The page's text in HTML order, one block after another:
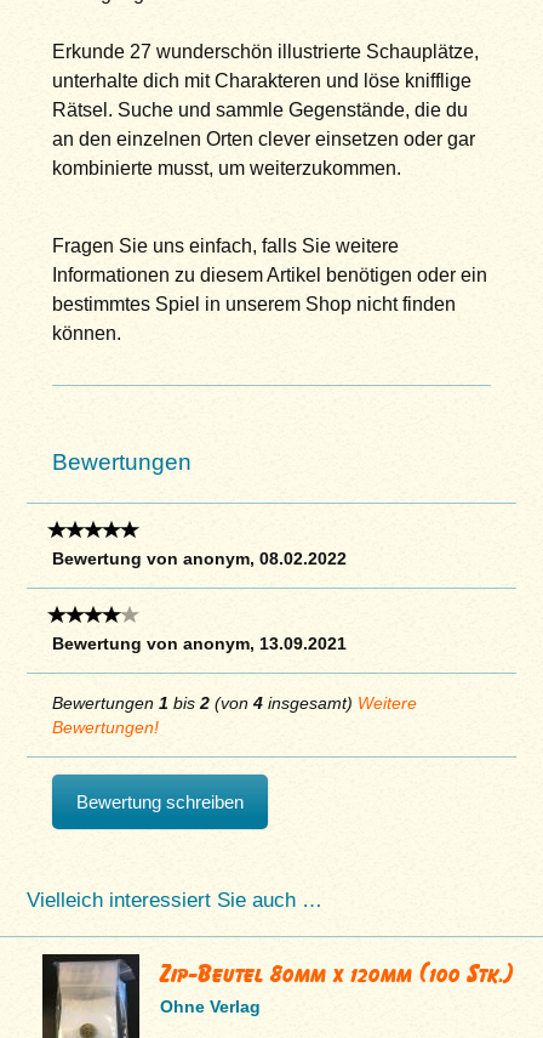
Erkunde 27 wunderschön illustrierte Schauplätze,
unterhalte dich mit Charakteren und löse knifflige
Rätsel. Suche und sammle Gegenstände, die du
an den einzelnen Orten clever einsetzen oder gar
kombinierte musst, um weiterzukommen.
Fragen Sie uns einfach, falls Sie weitere
Informationen zu diesem Artikel benötigen oder ein
bestimmtes Spiel in unserem Shop nicht finden
können.
Bewertungen
Bewertung von anonym, 08.02.2022
Bewertung von anonym, 13.09.2021
Bewertungen 1 bis2(von 4insgesamt) Weitere
Bewertungen!
Bewertung schreiben
Vielleich interessiert Sie auch …
Zip-Beutel 80mm x 120mm (100 Stk.)
Ohne Verlag